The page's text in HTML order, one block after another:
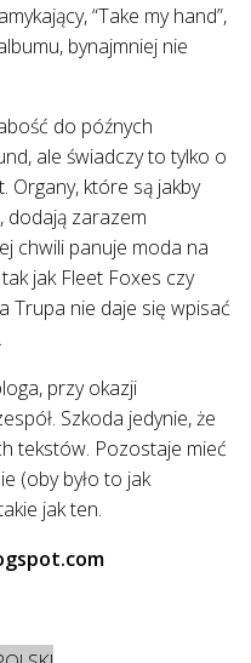
“Take my hand”,
bynajmniej nie
do późnych
ale świadczy to tylko o
Organy, które są jakby
dodają zarazem
chwili panuje moda na
jak Fleet Foxes czy
Trupa nie daje się wpisać
przy okazji
Szkoda jedynie, że
tekstów. Pozostaje mieć
(oby było to jak
jak ten.